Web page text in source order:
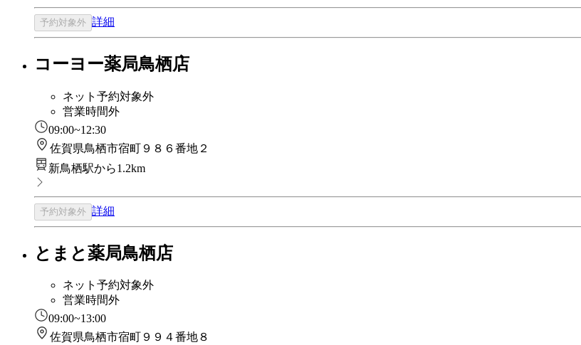
予約対象外 詳細
コーヨー薬局鳥栖店
ネット予約対象外
営業時間外
09:00~12:30
佐賀県鳥栖市宿町９８６番地２
新鳥栖駅から1.2km
予約対象外 詳細
とまと薬局鳥栖店
ネット予約対象外
営業時間外
09:00~13:00
佐賀県鳥栖市宿町９９４番地８